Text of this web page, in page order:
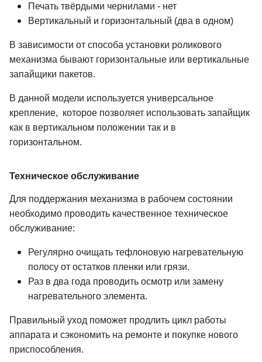
Печать твёрдыми чернилами - нет
Вертикальный и горизонтальный (два в одном)
В зависимости от способа установки роликового
механизма бывают горизонтальные или вертикальные
запайщики пакетов.
В данной модели используется универсальное
крепление, которое позволяет использовать запайщик
как в вертикальном положении так и в
горизонтальном.
Техническое обслуживание
Для поддержания механизма в рабочем состоянии
необходимо проводить качественное техническое
обслуживание:
Регулярно очищать тефлоновую нагревательную
полосу от остатков пленки или грязи.
Раз в два года проводить осмотр или замену
нагревательного элемента.
Правильный уход поможет продлить цикл работы
аппарата и сэкономить на ремонте и покупке нового
приспособления.